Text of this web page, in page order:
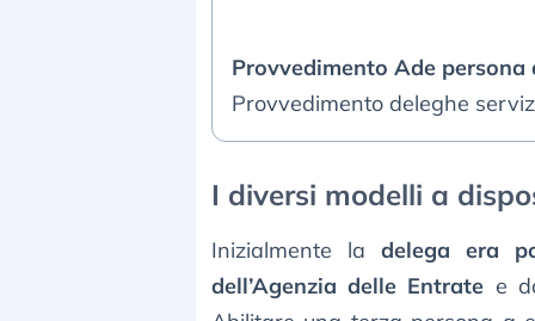
Provvedimento Ade persona
Provvedimento deleghe
I diversi modelli a
Inizialmente ladelega era
dell’Agenzia delle Entrate e